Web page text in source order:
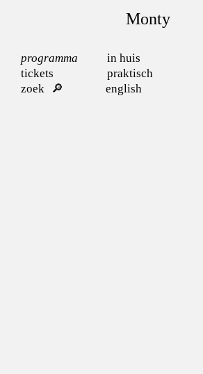
Monty
programma in huis
tickets
praktisch
zoek
english